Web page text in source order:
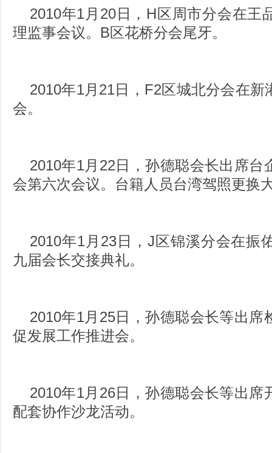
2010年1月20日，H区周市分会在王
理监事会议。B区花桥分会尾牙。
2010年1月21日，F2区城北分会在
会。
2010年1月22日，孙德聪会长出席台
会第六次会议。台籍人员台湾驾照更换
2010年1月23日，J区锦溪分会在振
九届会长交接典礼。
2010年1月25日，孙德聪会长等出席
促发展工作推进会。
2010年1月26日，孙德聪会长等出席
配套协作沙龙活动。